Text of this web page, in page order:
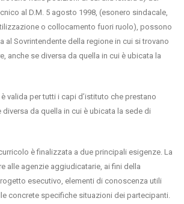
al D.M. 5 agosto 1998, (esonero sindacale,
o collocamento fuori ruolo), possono
al Sovrintendente della regione in cui si trovano
anche se diversa da quella in cui è ubicata la
valida per tutti i capi d’istituto che prestano
diversa da quella in cui è ubicata la sede di
è finalizzata a due principali esigenze. La
alle agenzie aggiudicatarie, ai fini della
esecutivo, elementi di conoscenza utili
concrete specifiche situazioni dei partecipanti.